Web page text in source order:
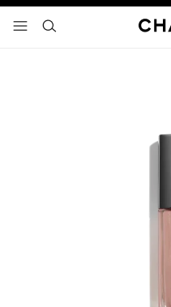
메뉴 - 기본 탐색
- 네비게이션
검색